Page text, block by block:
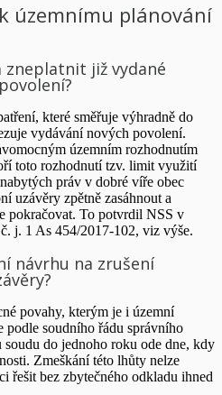
územnímu plánování
zneplatnit již vydané
které směřuje výhradně do
vydávání nových povolení.
územním rozhodnutím
toto rozhodnutí tzv. limit využití
práv v dobré víře obec
uzávěry zpětně zasáhnout a
pokračovat. To potvrdil NSS v
j. 1 As 454/2017-102, viz výše.
návrhu na zrušení
povahy, kterým je i územní
podle soudního řádu správního
do jednoho roku ode dne, kdy
Zmeškání této lhůty nelze
řešit bez zbytečného odkladu ihned